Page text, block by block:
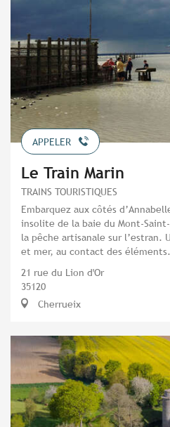
APPELER
Le Train Marin
TRAINS TOURISTIQUES
Embarquez aux côtés
insolite de la baie du Mont-
la pêche artisanale sur l’estran.
et mer, au contact des éléments.
21 rue du Lion d'Or
35120
Cherrueix